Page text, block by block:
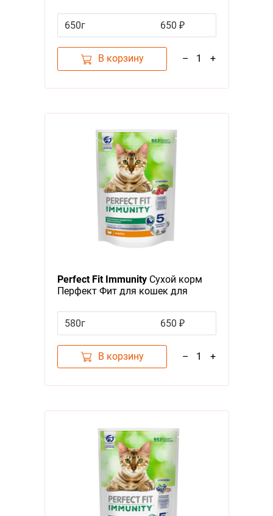
Говядина
650г 650 ₽
В корзину – 1 +
Perfect Fit ImmunityСухой корм
Перфект Фит для кошек для
Индейкой, спирулиной и клюквой
580г 650 ₽
В корзину – 1 +